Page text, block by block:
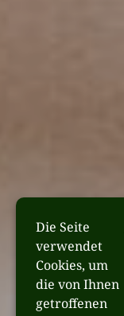
Die Seite
verwendet
Cookies, um
die von Ihnen
getroffenen